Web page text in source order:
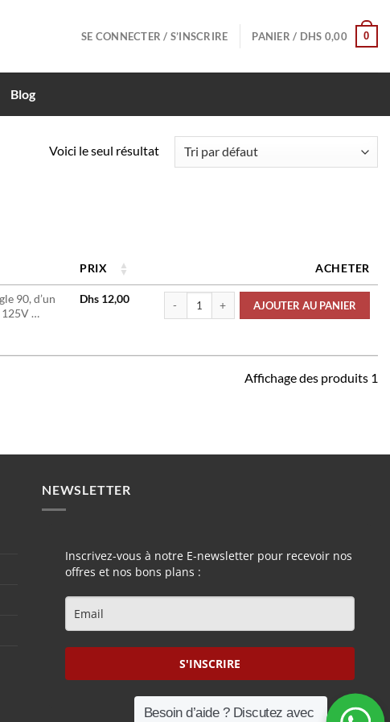
SE CONNECTER / S’INSCRIRE PANIER / DHS 0,00 0
Blog
Voici le seul résultat
PRIX ACHETER
90, d’un
125V …
Dhs 12,00 quantité de Connecteurs Dsub 9 Broches 3A
AJOUTER AU PANIER
Affichage des produits 1
NEWSLETTER
Inscrivez-vous à notre E-newsletter pour recevoir nos
offres et nos bons plans :
S'INSCRIRE
Besoin d’aide ? Discutez avec